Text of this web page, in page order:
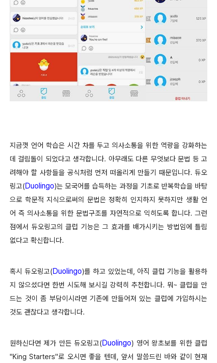
지금껏 언어 학습은 시간 차를 두고 의사소통을 위한 역량을 강화하는
데 걸림돌이 되었다고 생각합니다. 아무래도 다른 무엇보다 문법 등 고
려해야 할 사항들을 공식처럼 먼저 떠올리게 만들기 때문입니다. 듀오
링고(Duolingo)는 모국어를 습득하는 과정을 기초로 반복학습을 바탕
으로 학문적 지식으로써의 문법은 정확히 인지하지 못하지만 생활 언
어 즉 의사소통을 위한 문법구조를 자연적으로 익히도록 합니다. 그런
점에서 듀오링고의 클럽 기능은 그 효과를 배가시키는 방법임에 틀림
없다고 확신합니다.
혹시 듀오링고(Duolingo)를 하고 있었는데, 아직 클럽 기능을 활용하
지 않으셨다면 한번 시도해 보시길 강력히 추천합니다. 뭐~ 클럽을 만
드는 것이 좀 부담이시라면 기존에 만들어져 있는 클럽에 가입하시는
것도 괜찮다고 생각합니다.
원하신다면 제가 만든 듀오링고(Duolingo) 영어 왕초보를 위한 클럽
"King Starters"로 오시면 좋을 텐데, 앞서 말씀드린 바와 같이 현재